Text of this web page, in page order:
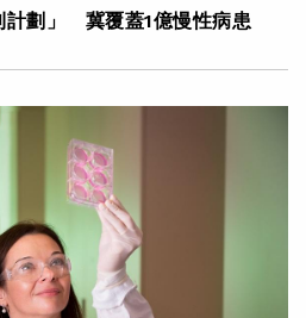
計劃」 冀覆蓋1億慢性病患